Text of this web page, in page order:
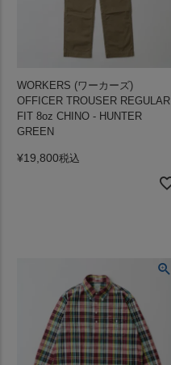
WORKERS (ワーカーズ)
OFFICER TROUSER REGULAR
FIT 8oz CHINO - HUNTER
GREEN
¥19,800税込